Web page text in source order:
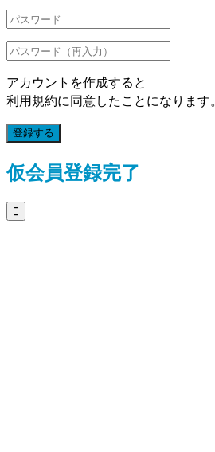
アカウントを作成すると
利用規約に同意したことになります。
登録する
仮会員登録完了
